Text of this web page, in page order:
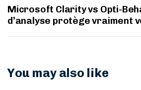
Microsoft Clarity vs Opti-
d’analyse protège vraiment
You may also like